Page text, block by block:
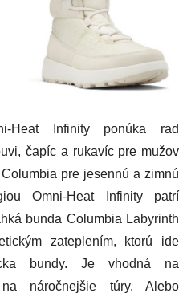
Heat Infinity ponúka rad
čapíc a rukavíc pre mužov
pre jesennú a zimnú
Omni-Heat Infinity patrí
bunda Columbia Labyrinth
zateplením, ktorú ide
bundy. Je vhodná na
náročnejšie túry. Alebo